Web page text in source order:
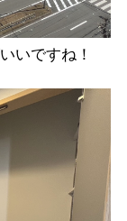
いですね！